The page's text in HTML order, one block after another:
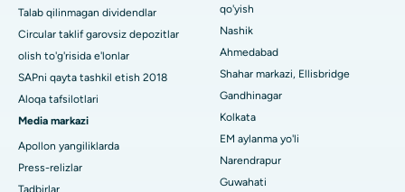
Subhash Nagar yo'lidagi eng yaxshi kasalxona, Karimnagar
Managari, Karaikudi shahridagi eng yaxshi shifoxona
Arepally, Warangaldagi eng yaxshi shifoxona
Arera koloniyasidagi eng yaxshi kasalxona, Bhopal
Jayanagar, Bangalordagi eng yaxshi kasalxona
Talab qilinmagan dividendlar
Circular taklif garovsiz depozitlar
olish to'g'risida e'lonlar
SAPni qayta tashkil etish 2018
Aloqa tafsilotlari
Media markazi
Apollon yangiliklarda
Press-relizlar
qo'yish
Nashik
Ahmedabad
Shahar markazi, Ellisbridge
Gandhinagar
Kolkata
EM aylanma yo'li
Narendrapur
Guwahati